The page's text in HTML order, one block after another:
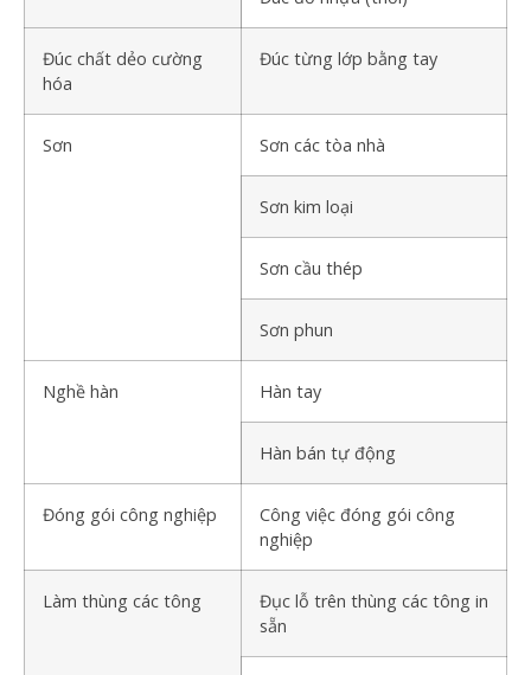
Đúc chất dẻo cường
hóa
Đúc từng lớp bằng tay
Sơn Sơn các tòa nhà
Sơn kim loại
Sơn cầu thép
Sơn phun
Nghề hàn Hàn tay
Hàn bán tự động
Đóng gói công nghiệp
Công việc đóng gói công
nghiệp
Làm thùng các tông
Đục lỗ trên thùng các tông in
sẵn